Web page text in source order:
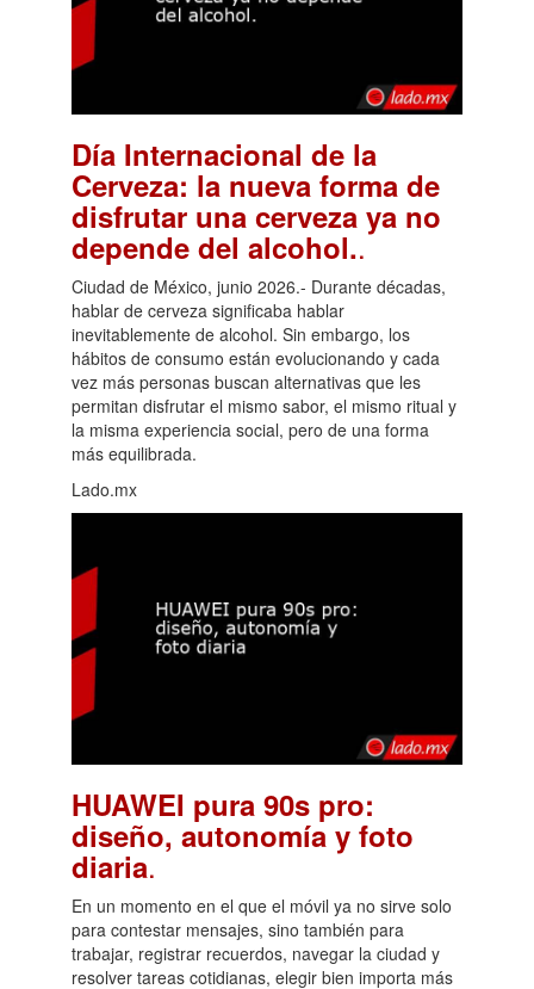
Día Internacional de la
Cerveza: la nueva forma de
disfrutar una cerveza ya no
depende del alcohol..
Ciudad de México, junio 2026.- Durante décadas,
hablar de cerveza significaba hablar
inevitablemente de alcohol. Sin embargo, los
hábitos de consumo están evolucionando y cada
vez más personas buscan alternativas que les
permitan disfrutar el mismo sabor, el mismo ritual y
la misma experiencia social, pero de una forma
más equilibrada.
Lado.mx
HUAWEI pura 90s pro:
diseño, autonomía y foto
diaria.
En un momento en el que el móvil ya no sirve solo
para contestar mensajes, sino también para
trabajar, registrar recuerdos, navegar la ciudad y
resolver tareas cotidianas, elegir bien importa más